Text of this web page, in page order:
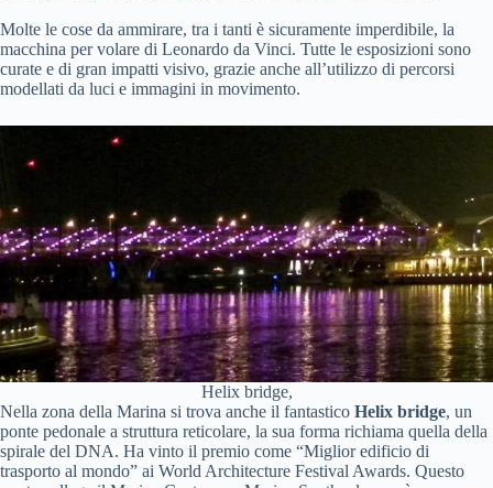
Molte le cose da ammirare, tra i tanti è sicuramente imperdibile, la
macchina per volare di Leonardo da Vinci. Tutte le esposizioni sono
curate e di gran impatti visivo, grazie anche all’utilizzo di percorsi
modellati da luci e immagini in movimento.
Helix bridge,
Nella zona della Marina si trova anche il fantastico Helix bridge, un
ponte pedonale a struttura reticolare, la sua forma richiama quella della
spirale del DNA. Ha vinto il premio come “Miglior edificio di
trasporto al mondo” ai World Architecture Festival Awards. Questo